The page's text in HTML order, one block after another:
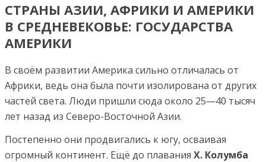
СТРАНЫ АЗИИ, АФРИКИ И АМЕРИКИ
В СРЕДНЕВЕКОВЬЕ: ГОСУДАРСТВА
АМЕРИКИ
В своём развитии Америка сильно отличалась от
Африки, ведь она была почти изолирована от других
частей света. Люди пришли сюда около 25—40 тысяч
лет назад из Северо-Восточной Азии.
Постепенно они продвигались к югу, осваивая
огромный континент. Ещё до плавания X. Колумба